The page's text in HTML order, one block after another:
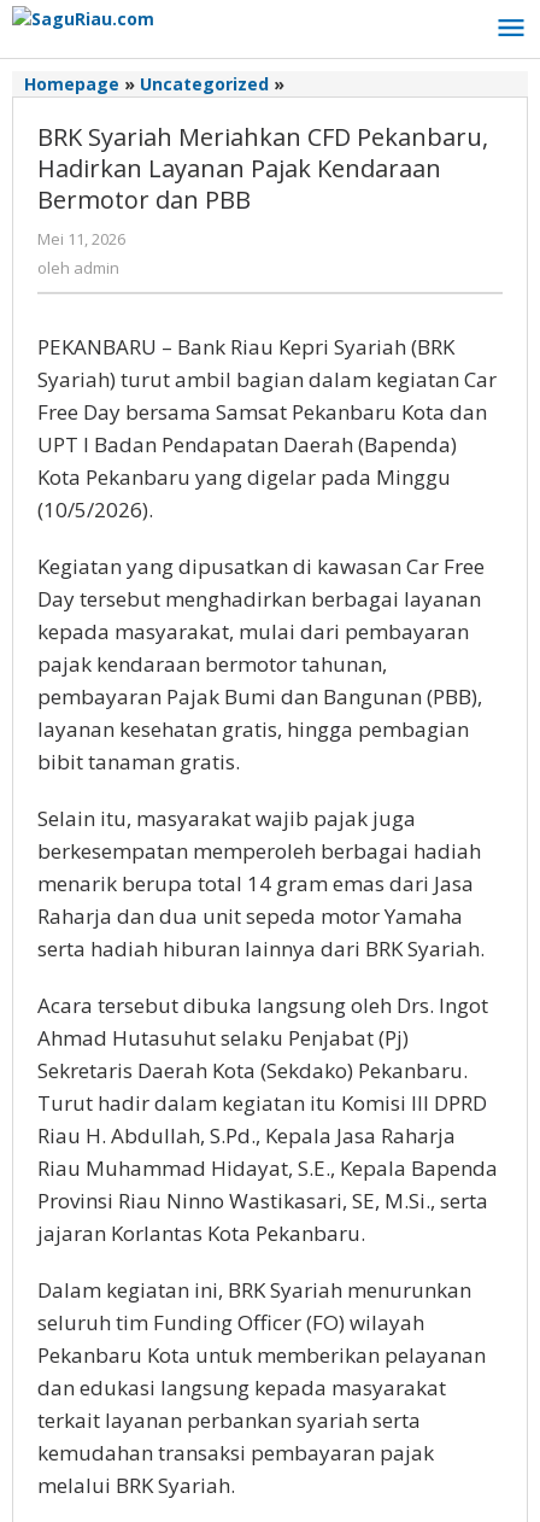
Lewati
konten
Homepage » Uncategorized »
Meriahkan
CFD
Pekanbaru,
Kendaraan
dan
PBB
BRK Syariah Meriahkan CFD Pekanbaru,
Hadirkan Layanan Pajak Kendaraan
Bermotor dan PBB
Mei 11, 2026
oleh admin
PEKANBARU – Bank Riau Kepri Syariah (BRK
Syariah) turut ambil bagian dalam kegiatan Car
Free Day bersama Samsat Pekanbaru Kota dan
UPT I Badan Pendapatan Daerah (Bapenda)
Kota Pekanbaru yang digelar pada Minggu
(10/5/2026).
Kegiatan yang dipusatkan di kawasan Car Free
Day tersebut menghadirkan berbagai layanan
kepada masyarakat, mulai dari pembayaran
pajak kendaraan bermotor tahunan,
pembayaran Pajak Bumi dan Bangunan (PBB),
layanan kesehatan gratis, hingga pembagian
bibit tanaman gratis.
Selain itu, masyarakat wajib pajak juga
berkesempatan memperoleh berbagai hadiah
menarik berupa total 14 gram emas dari Jasa
Raharja dan dua unit sepeda motor Yamaha
serta hadiah hiburan lainnya dari BRK Syariah.
Acara tersebut dibuka langsung oleh Drs. Ingot
Ahmad Hutasuhut selaku Penjabat (Pj)
Sekretaris Daerah Kota (Sekdako) Pekanbaru.
Turut hadir dalam kegiatan itu Komisi III DPRD
Riau H. Abdullah, S.Pd., Kepala Jasa Raharja
Riau Muhammad Hidayat, S.E., Kepala Bapenda
Provinsi Riau Ninno Wastikasari, SE, M.Si., serta
jajaran Korlantas Kota Pekanbaru.
Dalam kegiatan ini, BRK Syariah menurunkan
seluruh tim Funding Officer (FO) wilayah
Pekanbaru Kota untuk memberikan pelayanan
dan edukasi langsung kepada masyarakat
terkait layanan perbankan syariah serta
kemudahan transaksi pembayaran pajak
melalui BRK Syariah.